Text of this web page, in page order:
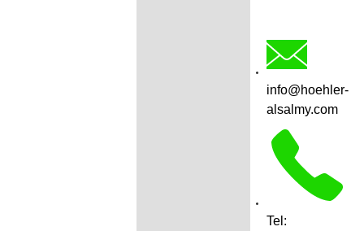
info@hoehler-
alsalmy.com
Tel: